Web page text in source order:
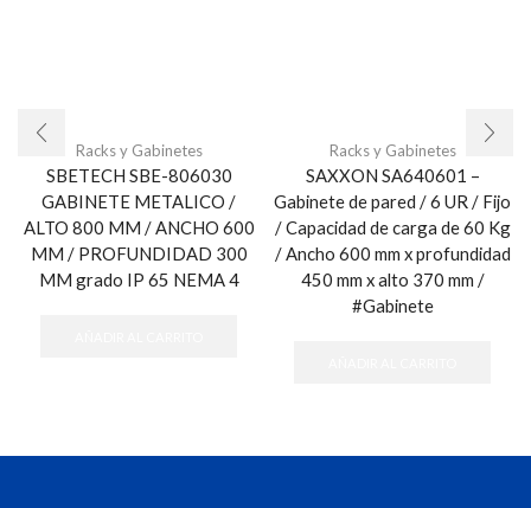
Racks y Gabinetes
SBETECH SBE-806030
GABINETE METALICO /
ALTO 800 MM / ANCHO 600
MM / PROFUNDIDAD 300
MM grado IP 65 NEMA 4
Racks y Gabinetes
SAXXON SA640601 –
Gabinete de pared / 6 UR / Fijo
/ Capacidad de carga de 60 Kg
/ Ancho 600 mm x profundidad
450 mm x alto 370 mm /
#Gabinete